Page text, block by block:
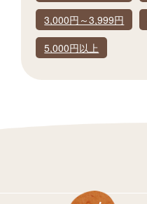
3,000円～3,999円
5,000円以上